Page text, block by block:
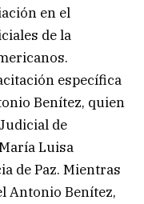
en el
de la
específica
Benítez, quien
de
Luisa
de Paz. Mientras
Antonio Benítez,